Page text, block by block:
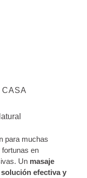
para muchas
en
Un masaje
efectiva y